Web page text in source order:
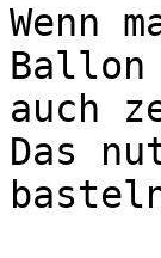
Wenn
auch
Das